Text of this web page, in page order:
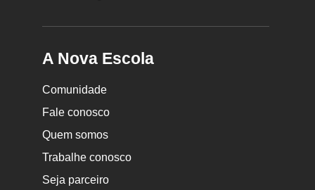
A Nova Escola
Comunidade
Fale conosco
Quem somos
Trabalhe conosco
Seja parceiro